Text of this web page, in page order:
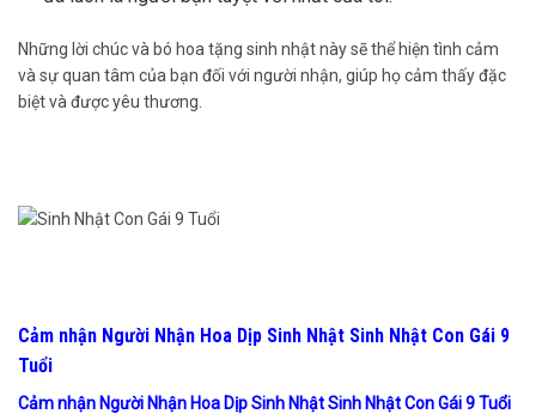
Những lời chúc và bó hoa tặng sinh nhật này sẽ thể hiện tình cảm
và sự quan tâm của bạn đối với người nhận, giúp họ cảm thấy đặc
biệt và được yêu thương.
Cảm nhận Người Nhận Hoa Dịp Sinh Nhật Sinh Nhật Con Gái 9
Tuổi
Cảm nhận Người Nhận Hoa Dịp Sinh Nhật Sinh Nhật Con Gái 9 Tuổi